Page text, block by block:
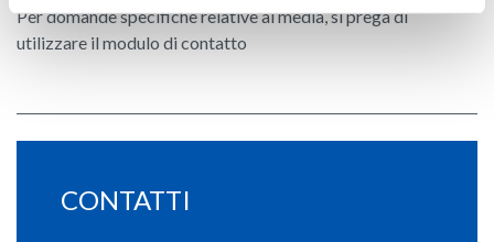
Per domande specifiche relative ai media, si prega di
utilizzare il modulo di contatto
CONTATTI